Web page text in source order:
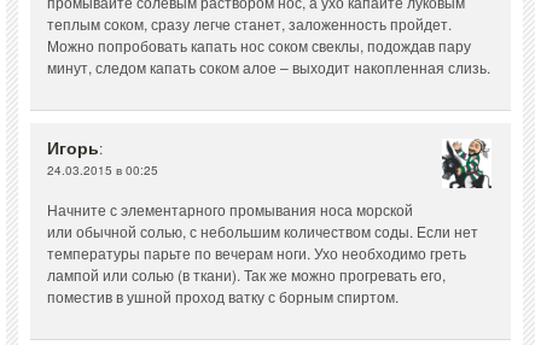
теплым соком, сразу легче станет, заложенность пройдет.
Можно попробовать капать нос соком свеклы, подождав пару
минут, следом капать соком алое – выходит накопленная слизь.
Игорь:
24.03.2015 в 00:25
Начните с элементарного промывания носа морской
или обычной солью, с небольшим количеством соды. Если нет
температуры парьте по вечерам ноги. Ухо необходимо греть
лампой или солью (в ткани). Так же можно прогревать его,
поместив в ушной проход ватку с борным спиртом.